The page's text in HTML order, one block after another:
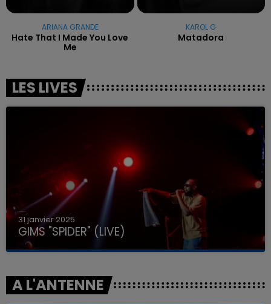
ARIANA GRANDE
Hate That I Made You Love
Me
KAROL G
Matadora
LES LIVES
31 janvier 2025
GIMS "SPIDER" (LIVE)
A L'ANTENNE